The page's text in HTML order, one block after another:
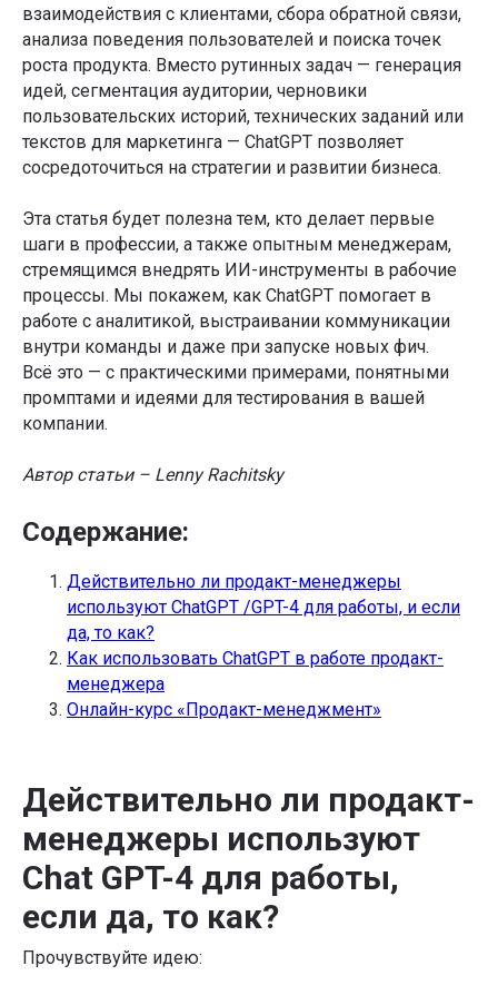
взаимодействия с клиентами, сбора обратной связи,
анализа поведения пользователей и поиска точек
роста продукта. Вместо рутинных задач — генерация
идей, сегментация аудитории, черновики
пользовательских историй, технических заданий или
текстов для маркетинга — ChatGPT позволяет
сосредоточиться на стратегии и развитии бизнеса.
Эта статья будет полезна тем, кто делает первые
шаги в профессии, а также опытным менеджерам,
стремящимся внедрять ИИ-инструменты в рабочие
процессы. Мы покажем, как ChatGPT помогает в
работе с аналитикой, выстраивании коммуникации
внутри команды и даже при запуске новых фич.
Всё это — с практическими примерами, понятными
промптами и идеями для тестирования в вашей
компании.
Автор статьи – Lenny Rachitsky
Содержание:
Действительно ли продакт-менеджеры
используют ChatGPT /GPT-4 для работы, и если
да, то как?
Как использовать ChatGPT в работе продакт-
менеджера
Онлайн-курс «Продакт-менеджмент»
Действительно ли продакт-
менеджеры используют
Chat GPT-4 для работы,
если да, то как?
Прочувствуйте идею: